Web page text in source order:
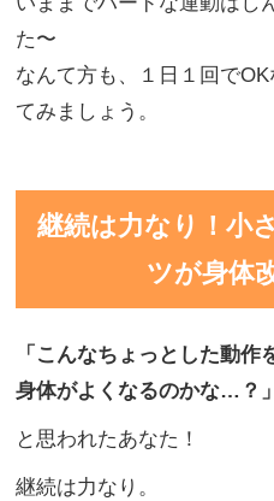
た〜
なんて方も、１日１回で
てみましょう。
継続は力なり！小
ツが身体
「こんなちょっとした動作
身体がよくなるのかな… ？」
と思われたあなた！
継続は力なり。